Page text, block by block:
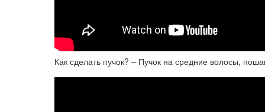
Как сделать пучок? – Пучок на средние волосы,